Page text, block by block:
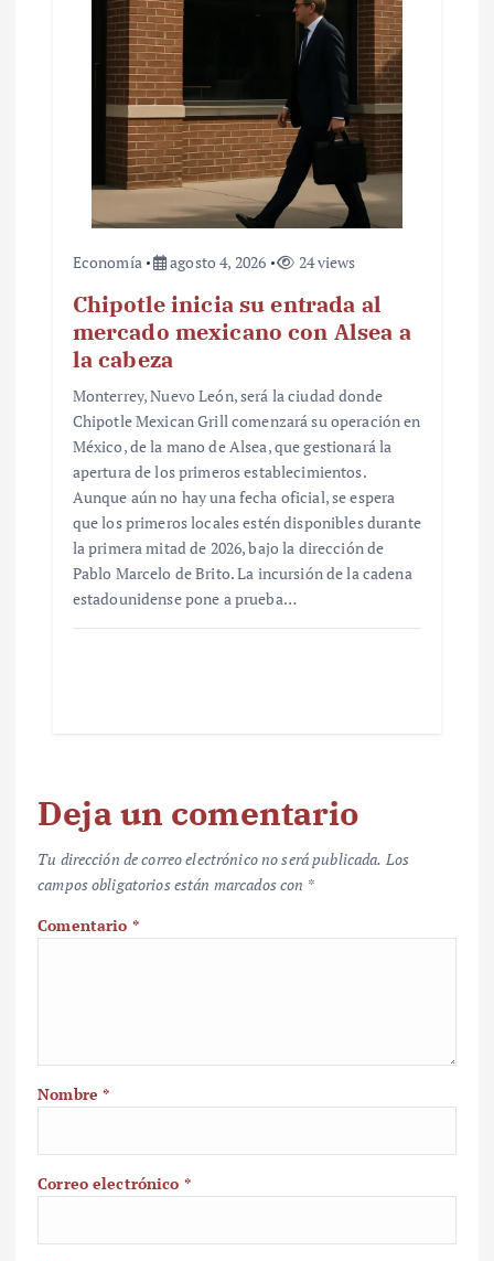
Economía agosto 4, 2026 24 views
Chipotle inicia su entrada al
mercado mexicano con Alsea a
la cabeza
Monterrey, Nuevo León, será la ciudad donde
Chipotle Mexican Grill comenzará su operación en
México, de la mano de Alsea, que gestionará la
apertura de los primeros establecimientos.
Aunque aún no hay una fecha oficial, se espera
que los primeros locales estén disponibles durante
la primera mitad de 2026, bajo la dirección de
Pablo Marcelo de Brito. La incursión de la cadena
estadounidense pone a prueba…
Deja un comentario
Tu dirección de correo electrónico no será publicada. Los
campos obligatorios están marcados con *
Comentario *
Nombre*
Correo electrónico *